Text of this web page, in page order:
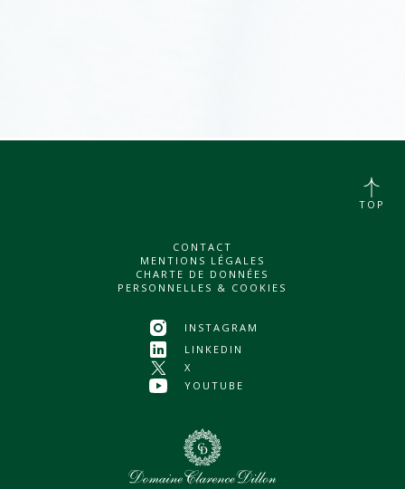
CONTACT
MENTIONS LÉGALES
CHARTE DE DONNÉES
PERSONNELLES & COOKIES
INSTAGRAM
LINKEDIN
X
YOUTUBE
TOP